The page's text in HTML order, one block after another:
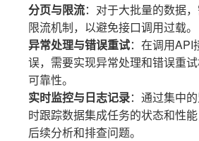
分页与限流：对于大批量的数据
限流机制，以避免接口调用过载。
异常处理与错误重试：在调用API
误，需要实现异常处理和错误重
可靠性。
实时监控与日志记录：通过集中
时跟踪数据集成任务的状态和性
后续分析和排查问题。